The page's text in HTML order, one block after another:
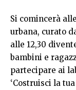
Si comincerà
urbana, curato
alle 12,30
bambini e
partecipare ai
‘Costruisci la